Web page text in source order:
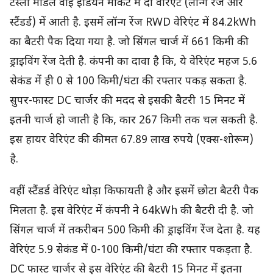
टेस्ला मॉडल वाई इंडियन मार्केट में दो वेरिएंट (लॉन्ग रेंज और
स्टैंडर्ड) में आती है. इसमें लॉन्ग रेंज RWD वेरिएंट में 84.2kWh
का बैटरी पैक दिया गया है. जो सिंगल चार्ज में 661 किमी की
ड्राइविंग रेंज देती है. कंपनी का दावा है कि, ये वेरिएंट महज 5.6
सेकंड में ही 0 से 100 किमी/घंटा की रफ्तार पकड़ सकता है.
सुपर-फास्ट DC चार्जर की मदद से इसकी बैटरी 15 मिनट में
इतनी चार्ज हो जाती है कि, कार 267 किमी तक चल सकती है.
इस हायर वेरिएंट की कीमत 67.89 लाख रुपये (एक्स-शोरूम)
है.
वहीं स्टैंडर्ड वेरिएंट थोड़ा किफायती है और इसमें छोटा बैटरी पैक
मिलता है. इस वेरिएंट में कंपनी ने 64kWh की बैटरी दी है. जो
सिंगल चार्ज में तकरीबन 500 किमी की ड्राइविंग रेंज देता है. यह
वेरिएंट 5.9 सेकंड में 0-100 किमी/घंटा की रफ्तार पकड़ता है.
DC फास्ट चार्जर से इस वेरिएंट की बैटरी 15 मिनट में इतना